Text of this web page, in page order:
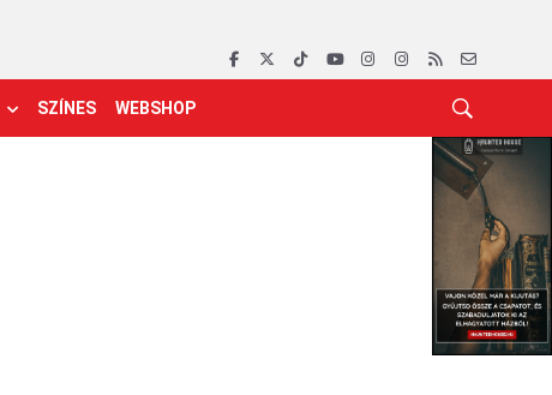
SZÍNES WEBSHOP